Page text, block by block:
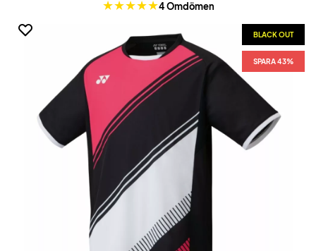
4 Omdömen
BLACK OUT
SPARA 43%